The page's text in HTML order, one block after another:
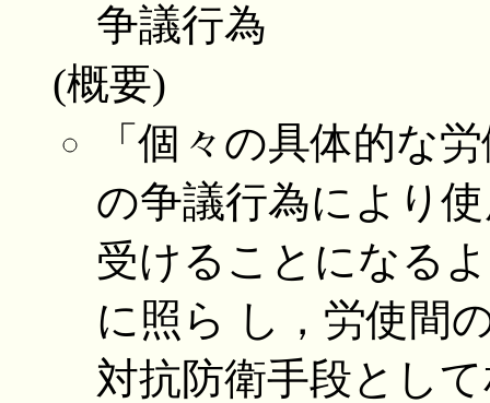
争議行為
(概要)
「個々の具体的な
の争議行為により
受けることになる
に照ら し，労使間
対抗防衛手段とし